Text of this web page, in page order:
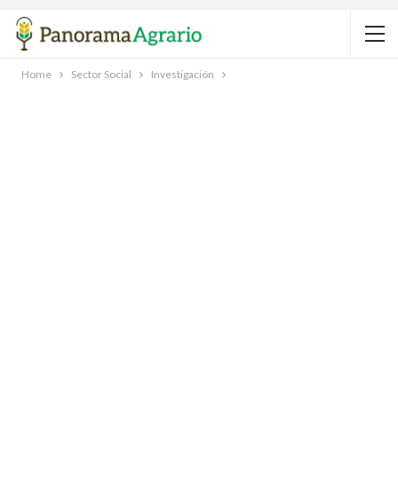
Home Sector Social Investigación